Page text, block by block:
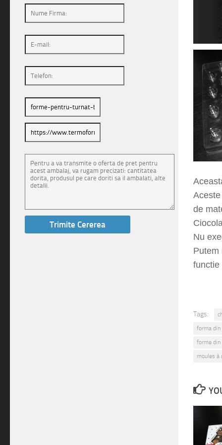
de
Nu
Putem
functie
Tags:
forma din
forme din
moules à